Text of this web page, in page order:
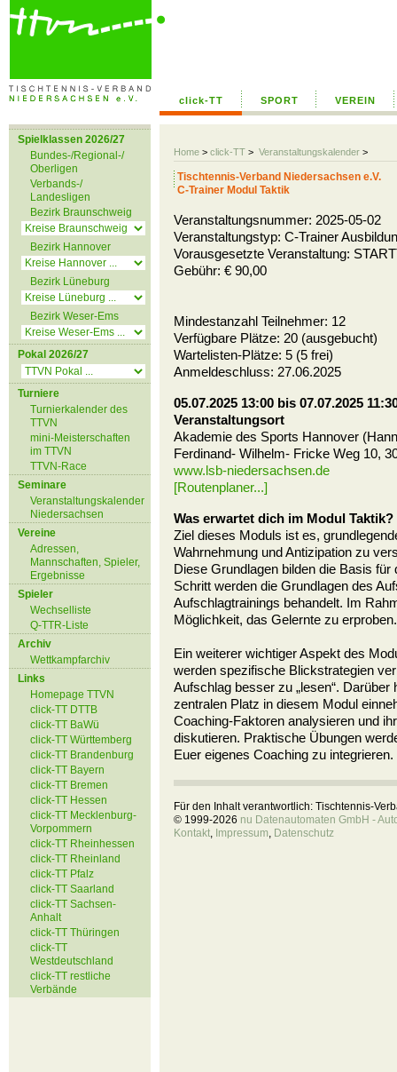
click-TT SPORT VEREIN
Home > click-TT > Veranstaltungskalender >
Spielklassen 2026/27
Bundes-/Regional-/
Oberligen
Verbands-/
Landesligen
Bezirk Braunschweig
Bezirk Hannover
Bezirk Lüneburg
Bezirk Weser-Ems
Pokal 2026/27
Turniere
Turnierkalender des
TTVN
mini-Meisterschaften
im TTVN
TTVN-Race
Seminare
Veranstaltungskalender
Niedersachsen
Vereine
Adressen,
Mannschaften, Spieler,
Ergebnisse
Spieler
Wechselliste
Q-TTR-Liste
Archiv
Wettkampfarchiv
Links
Homepage TTVN
click-TT DTTB
click-TT BaWü
click-TT Württemberg
click-TT Brandenburg
click-TT Bayern
click-TT Bremen
click-TT Hessen
click-TT Mecklenburg-
Vorpommern
click-TT Rheinhessen
click-TT Rheinland
click-TT Pfalz
click-TT Saarland
click-TT Sachsen-
Anhalt
click-TT Thüringen
click-TT
Westdeutschland
click-TT restliche
Verbände
Tischtennis-Verband Niedersachsen e.V.
C-Trainer Modul Taktik
Veranstaltungsnummer: 2025-05-02
Veranstaltungstyp: C-Trainer
Vorausgesetzte Veranstaltung:
Gebühr: € 90,00
Mindestanzahl Teilnehmer: 12
Verfügbare Plätze: 20 (ausgebucht)
Wartelisten-Plätze: 5 (5 frei)
Anmeldeschluss: 27.06.2025
05.07.2025 13:00 bis 07.07.2025
Veranstaltungsort
Akademie des Sports Hannover
Ferdinand- Wilhelm- Fricke Weg 10,
www.lsb-niedersachsen.de
[Routenplaner...]
Was erwartet dich im Modul Taktik?
Ziel dieses Moduls ist es,
Wahrnehmung und Antizipation zu
Diese Grundlagen bilden die Basis
Schritt werden die Grundlagen des
Aufschlagtrainings behandelt. Im
Möglichkeit, das Gelernte zu erproben.
Ein weiterer wichtiger Aspekt des
werden spezifische Blickstrategien
Aufschlag besser zu „lesen“.
zentralen Platz in diesem Modul
Coaching-Faktoren analysieren und
diskutieren. Praktische Übungen
Euer eigenes Coaching zu integrieren.
Für den Inhalt verantwortlich: Tischtennis-
© 1999-2026 nu Datenautomaten GmbH -
Kontakt, Impressum, Datenschutz